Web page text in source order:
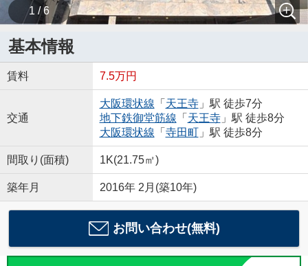
1 / 6
基本情報
賃料 7.5万円
交通
大阪環状線 「 天王寺」駅 徒歩7分
地下鉄御堂筋線 「 天王寺」駅 徒歩8分
大阪環状線 「 寺田町」駅 徒歩8分
間取り(面積) 1K(21.75㎡)
築年月 2016年 2月(築10年)
お問い合わせ(無料)